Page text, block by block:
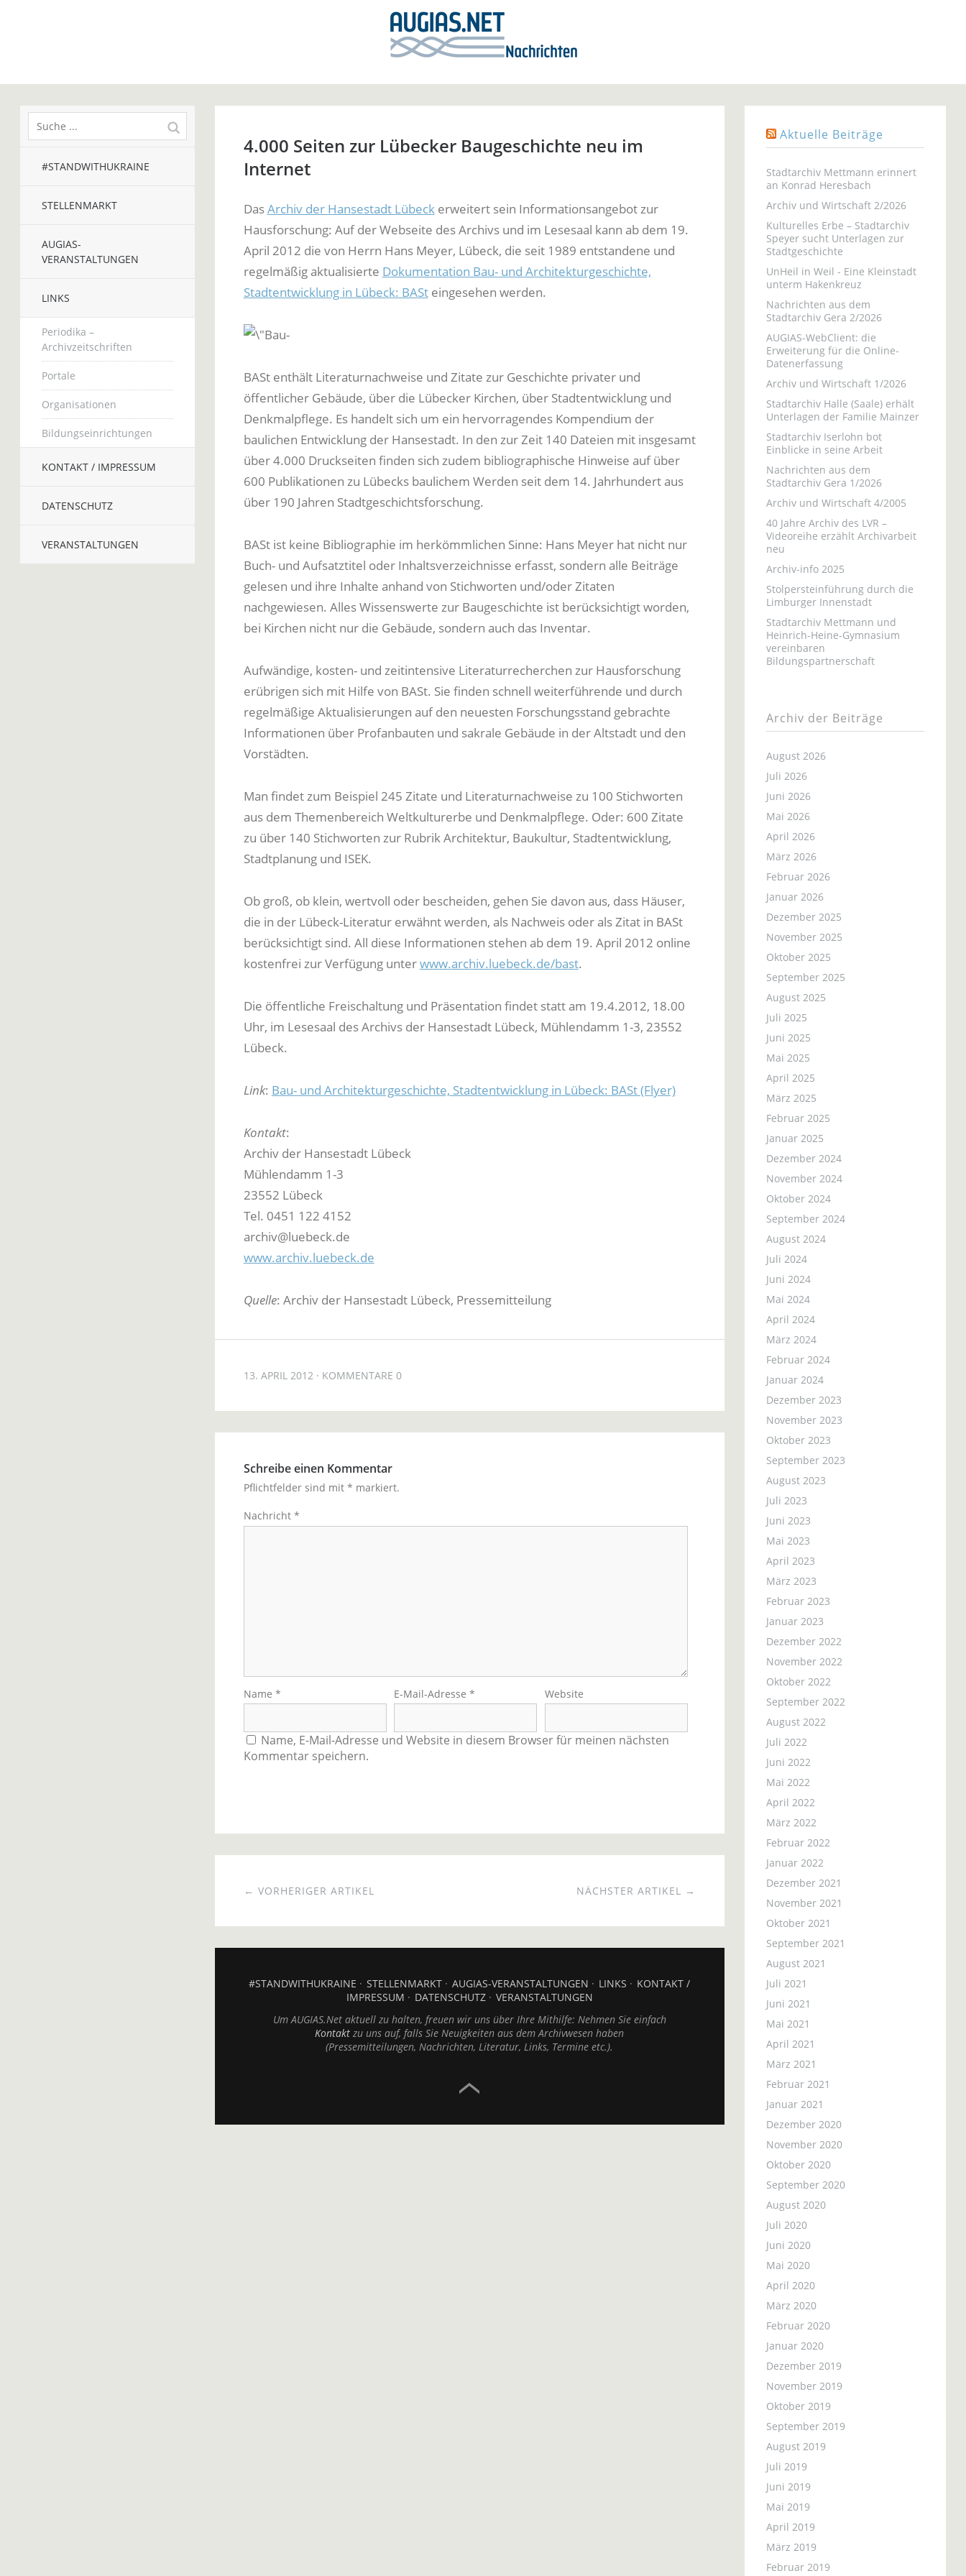
#STANDWITHUKRAINE
STELLENMARKT
AUGIAS-
VERANSTALTUNGEN
LINKS
Periodika –
Archivzeitschriften
Portale
Organisationen
Bildungseinrichtungen
KONTAKT / IMPRESSUM
DATENSCHUTZ
VERANSTALTUNGEN
4.000 Seiten zur Lübecker Baugeschichte neu im
Internet
DasArchiv der Hansestadt Lübeckerweitert sein Informationsangebot zur
Hausforschung: Auf der Webseite des Archivs und im Lesesaal kann ab dem 19.
April 2012 die von Herrn Hans Meyer, Lübeck, die seit 1989 entstandene und
regelmäßig aktualisierte Dokumentation Bau- und Architekturgeschichte,
Stadtentwicklung in Lübeck: BASteingesehen werden.
BASt enthält Literaturnachweise und Zitate zur Geschichte privater und
öffentlicher Gebäude, über die Lübecker Kirchen, über Stadtentwicklung und
Denkmalpflege. Es handelt sich um ein hervorragendes Kompendium der
baulichen Entwicklung der Hansestadt. In den zur Zeit 140 Dateien mit insgesamt
über 4.000 Druckseiten finden sich zudem bibliographische Hinweise auf über
600 Publikationen zu Lübecks baulichem Werden seit dem 14. Jahrhundert aus
über 190 Jahren Stadtgeschichtsforschung.
BASt ist keine Bibliographie im herkömmlichen Sinne: Hans Meyer hat nicht nur
Buch- und Aufsatztitel oder Inhaltsverzeichnisse erfasst, sondern alle Beiträge
gelesen und ihre Inhalte anhand von Stichworten und/oder Zitaten
nachgewiesen. Alles Wissenswerte zur Baugeschichte ist berücksichtigt worden,
bei Kirchen nicht nur die Gebäude, sondern auch das Inventar.
Aufwändige, kosten- und zeitintensive Literaturrecherchen zur Hausforschung
erübrigen sich mit Hilfe von BASt. Sie finden schnell weiterführende und durch
regelmäßige Aktualisierungen auf den neuesten Forschungsstand gebrachte
Informationen über Profanbauten und sakrale Gebäude in der Altstadt und den
Vorstädten.
Man findet zum Beispiel 245 Zitate und Literaturnachweise zu 100 Stichworten
aus dem Themenbereich Weltkulturerbe und Denkmalpflege. Oder: 600 Zitate
zu über 140 Stichworten zur Rubrik Architektur, Baukultur, Stadtentwicklung,
Stadtplanung und ISEK.
Ob groß, ob klein, wertvoll oder bescheiden, gehen Sie davon aus, dass Häuser,
die in der Lübeck-Literatur erwähnt werden, als Nachweis oder als Zitat in BASt
berücksichtigt sind. All diese Informationen stehen ab dem 19. April 2012 online
kostenfrei zur Verfügung unterwww.archiv.luebeck.de/bast.
Die öffentliche Freischaltung und Präsentation findet statt am 19.4.2012, 18.00
Uhr, im Lesesaal des Archivs der Hansestadt Lübeck, Mühlendamm 1-3, 23552
Lübeck.
Link: Bau- und Architekturgeschichte, Stadtentwicklung in Lübeck: BASt (Flyer)
Kontakt:
Archiv der Hansestadt Lübeck
Mühlendamm 1-3
23552 Lübeck
Tel. 0451 122 4152
archiv@luebeck.de
www.archiv.luebeck.de
Quelle: Archiv der Hansestadt Lübeck, Pressemitteilung
13. APRIL 2012 KOMMENTARE 0
Schreibe einen Kommentar
Pflichtfelder sind mit * markiert.
Nachricht *
Name * E-Mail-Adresse* Website
Name, E-Mail-Adresse und Website in diesem Browser für meinen nächsten
Kommentar speichern.
NÄCHSTER ARTIKEL →
← VORHERIGER ARTIKEL
#STANDWITHUKRAINE STELLENMARKT AUGIAS-VERANSTALTUNGEN LINKS
KONTAKT /
IMPRESSUM
DATENSCHUTZ
VERANSTALTUNGEN
Um AUGIAS.Net aktuell zu halten, freuen wir uns über Ihre Mithilfe: Nehmen Sie einfach
Kontakt zu uns auf, falls Sie Neuigkeiten aus dem Archivwesen haben
(Pressemitteilungen, Nachrichten, Literatur, Links, Termine etc.).
Aktuelle Beiträge
Stadtarchiv Mettmann erinnert
an Konrad Heresbach
Archiv und Wirtschaft 2/2026
Kulturelles Erbe – Stadtarchiv
Speyer sucht Unterlagen zur
Stadtgeschichte
UnHeil in Weil - Eine Kleinstadt
unterm Hakenkreuz
Nachrichten aus dem
Stadtarchiv Gera 2/2026
AUGIAS-WebClient: die
Erweiterung für die Online-
Datenerfassung
Archiv und Wirtschaft 1/2026
Stadtarchiv Halle (Saale) erhält
Unterlagen der Familie Mainzer
Stadtarchiv Iserlohn bot
Einblicke in seine Arbeit
Nachrichten aus dem
Stadtarchiv Gera 1/2026
Archiv und Wirtschaft 4/2005
40 Jahre Archiv des LVR –
Videoreihe erzählt Archivarbeit
neu
Archiv-info 2025
Stolpersteinführung durch die
Limburger Innenstadt
Stadtarchiv Mettmann und
Heinrich-Heine-Gymnasium
vereinbaren
Bildungspartnerschaft
Archiv der Beiträge
August 2026
Juli 2026
Juni 2026
Mai 2026
April 2026
März 2026
Februar 2026
Januar 2026
Dezember 2025
November 2025
Oktober 2025
September 2025
August 2025
Juli 2025
Juni 2025
Mai 2025
April 2025
März 2025
Februar 2025
Januar 2025
Dezember 2024
November 2024
Oktober 2024
September 2024
August 2024
Juli 2024
Juni 2024
Mai 2024
April 2024
März 2024
Februar 2024
Januar 2024
Dezember 2023
November 2023
Oktober 2023
September 2023
August 2023
Juli 2023
Juni 2023
Mai 2023
April 2023
März 2023
Februar 2023
Januar 2023
Dezember 2022
November 2022
Oktober 2022
September 2022
August 2022
Juli 2022
Juni 2022
Mai 2022
April 2022
März 2022
Februar 2022
Januar 2022
Dezember 2021
November 2021
Oktober 2021
September 2021
August 2021
Juli 2021
Juni 2021
Mai 2021
April 2021
März 2021
Februar 2021
Januar 2021
Dezember 2020
November 2020
Oktober 2020
September 2020
August 2020
Juli 2020
Juni 2020
Mai 2020
April 2020
März 2020
Februar 2020
Januar 2020
Dezember 2019
November 2019
Oktober 2019
September 2019
August 2019
Juli 2019
Juni 2019
Mai 2019
April 2019
März 2019
Februar 2019